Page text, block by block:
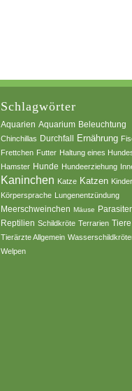
Schlagwörter
Aquarien Aquarium Beleuchtung
Chinchillas Durchfall Ernährung
Frettchen Futter Haltung eines
Hamster Hunde Hundeerziehung
Kaninchen Katze Katzen
Körpersprache Lungenentzündung
Meerschweinchen Mäuse
Reptilien Schildkröte Terrarien Tiere
Tierärzte Allgemein
Welpen